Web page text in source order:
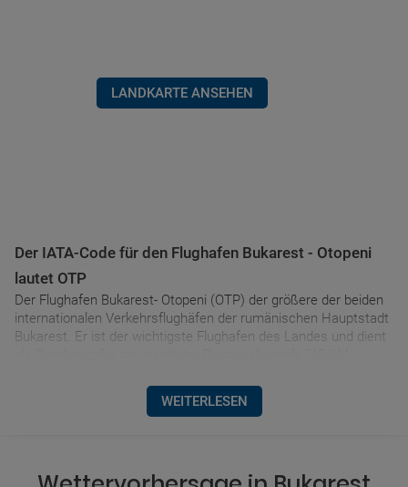
LANDKARTE ANSEHEN
Der IATA-Code für den Flughafen Bukarest - Otopeni
lautet OTP
Der Flughafen Bukarest- Otopeni (OTP) der größere der beiden
internationalen Verkehrsflughäfen der rumänischen Hauptstadt
Bukarest. Er ist der wichtigste Flughafen des Landes und dient
WEITERLESEN